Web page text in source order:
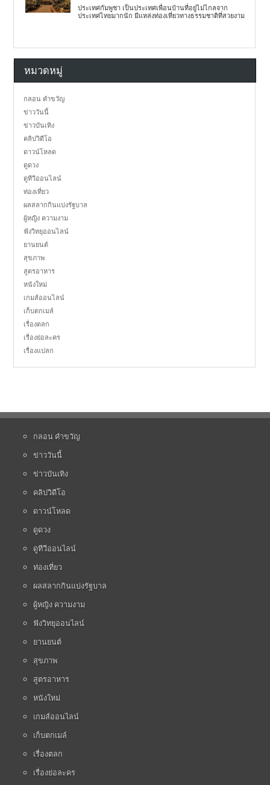
ประเทศกัมพูชา เป็นประเทศเพื่อนบ้านที่อยู่ไม่ไกลจาก
ประเทศไทยมากนัก มีแหล่งท่องเที่ยวทางธรรมชาติที่สวยงาม
หมวดหมู่
กลอน คำขวัญ
ข่าววันนี้
ข่าวบันเทิง
คลิปวิดีโอ
ดาวน์โหลด
ดูดวง
ดูทีวีออนไลน์
ท่องเที่ยว
ผลสลากกินแบ่งรัฐบาล
ผู้หญิง ความงาม
ฟังวิทยุออนไลน์
ยานยนต์
สุขภาพ
สูตรอาหาร
หนังใหม่
เกมส์ออนไลน์
เก็บตกเมล์
เรื่องตลก
เรื่องย่อละคร
เรื่องแปลก
กลอน คำขวัญ
ข่าววันนี้
ข่าวบันเทิง
คลิปวิดีโอ
ดาวน์โหลด
ดูดวง
ดูทีวีออนไลน์
ท่องเที่ยว
ผลสลากกินแบ่งรัฐบาล
ผู้หญิง ความงาม
ฟังวิทยุออนไลน์
ยานยนต์
สุขภาพ
สูตรอาหาร
หนังใหม่
เกมส์ออนไลน์
เก็บตกเมล์
เรื่องตลก
เรื่องย่อละคร